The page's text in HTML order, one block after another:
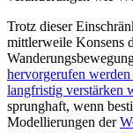
Trotz dieser
mittlerweile Kon­sens
hervorgerufen
langfristig verstärken
sprunghaft, wenn
Modellierungen der